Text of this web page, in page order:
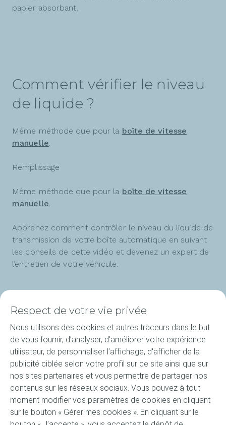
papier absorbant.
Comment vérifier le niveau
de liquide ?
Même méthode que pour la boîte de vitesse
manuelle.
Remplissage
Même méthode que pour la boîte de vitesse
manuelle.
Apprenez comment contrôler le niveau du liquide de
transmission de votre boîte automatique en suivant
les conseils de cette vidéo et devenez un expert de
l’entretien de votre véhicule.
Produits
L'expertise ELF
À propos d'ELF
Compétitions
Respect de votre vie privée
Nous utilisons des cookies et autres traceurs dans le but
de vous fournir, d’analyser, d’améliorer votre expérience
utilisateur, de personnaliser l’affichage, d'afficher de la
publicité ciblée selon votre profil sur ce site ainsi que sur
nos sites partenaires et vous permettre de partager nos
contenus sur les réseaux sociaux. Vous pouvez à tout
moment modifier vos paramètres de cookies en cliquant
sur le bouton « Gérer mes cookies ». En cliquant sur le